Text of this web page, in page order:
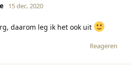
15 dec. 2020
daarom leg ik het ook uit
Reageren